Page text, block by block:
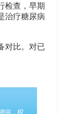
检查，早期
治疗糖尿病
对比。对已